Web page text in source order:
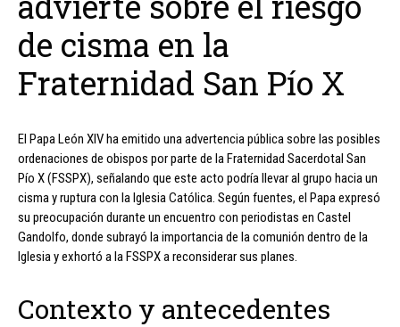
de cisma en la
Fraternidad San Pío X
El Papa León XIV ha emitido una advertencia pública sobre las posibles
ordenaciones de obispos por parte de la Fraternidad Sacerdotal San
Pío X (FSSPX), señalando que este acto podría llevar al grupo hacia un
cisma y ruptura con la Iglesia Católica. Según fuentes, el Papa expresó
su preocupación durante un encuentro con periodistas en Castel
Gandolfo, donde subrayó la importancia de la comunión dentro de la
Iglesia y exhortó a la FSSPX a reconsiderar sus planes.
Contexto y antecedentes